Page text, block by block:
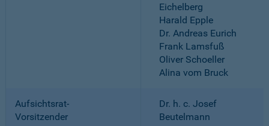
Eichelberg
Harald Epple
Dr. Andreas Eurich
Frank Lamsfuß
Oliver Schoeller
Alina vom Bruck
Aufsichtsrat-
Vorsitzender
Dr. h. c. Josef
Beutelmann